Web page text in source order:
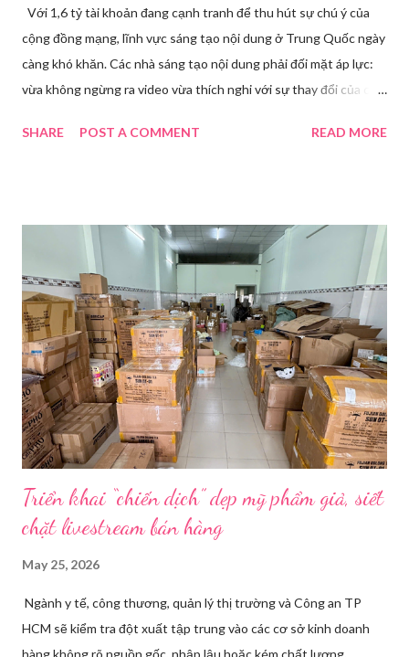
Với 1,6 tỷ tài khoản đang cạnh tranh để thu hút sự chú ý của
cộng đồng mạng, lĩnh vực sáng tạo nội dung ở Trung Quốc ngày
càng khó khăn. Các nhà sáng tạo nội dung phải đối mặt áp lực:
vừa không ngừng ra video vừa thích nghi với sự thay đổi của các
Huawei tại Hội nghị Di động Thế giới tại Thượng Hải năm 2021.
thay đồ. Chỉ trong vài phút, phòng khách được sắp xếp lại. Hai
đèn chiếu ngược sáng bật lên. Một chiếc điện thoại được gắn cố
định. Cả ba người vào vị trí. Wu đã chuẩn bị sẵn lời thoại và trao
đổi trước cách diễn đạt với ông và mẹ, thậm chí còn bàn xem
dùng từ nào trong phương ngữ Thượng Hải nghe tự nhiên nhất
trên camera. Ông cô nhăn mặt khi nghe giải thích về Thế vận
hội Mùa đông. “Người già như tụi ông không hiểu mấy cái này...
SHARE POST A COMMENT READ MORE
Triển khai “chiến dịch” dẹp mỹ phẩm giả, siết
chặt livestream bán hàng
May 25, 2026
Ngành y tế, công thương, quản lý thị trường và Công an TP
HCM sẽ kiểm tra đột xuất tập trung vào các cơ sở kinh doanh
hàng không rõ nguồn gốc, nhập lậu hoặc kém chất lượng.